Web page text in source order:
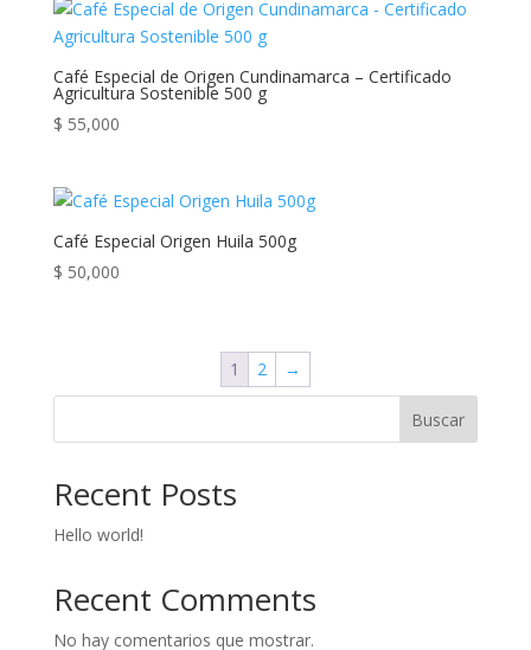
Café Especial de Origen Cundinamarca – Certificado
Agricultura Sostenible 500 g
$ 55,000
Café Especial Origen Huila 500g
$ 50,000
1 2 →
Buscar
Recent Posts
Hello world!
Recent Comments
No hay comentarios que mostrar.